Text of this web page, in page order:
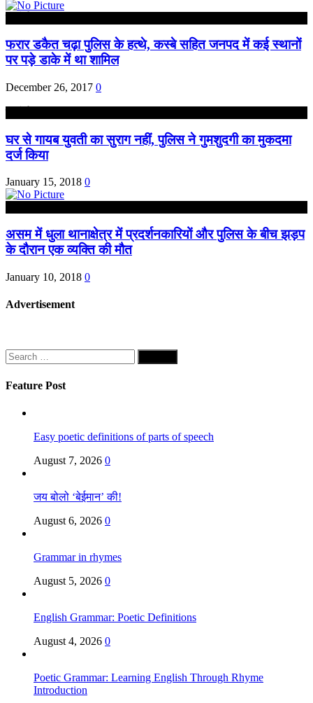
फरार डकैत चढ़ा पुलिस के हत्थे, कस्बे सहित जनपद में कई स्थानों
पर पड़े डाके में था शामिल
December 26, 2017 0
घर से गायब युवती का सुराग नहीं, पुलिस ने गुमशुदगी का मुकदमा
दर्ज किया
January 15, 2018 0
असम में धुला थानाक्षेत्र में प्रदर्शनकारियों और पुलिस के बीच झड़प
के दौरान एक व्यक्ति की मौत
January 10, 2018 0
Advertisement
Search
for:
Feature Post
Easy poetic definitions of parts of speech
August 7, 2026 0
जय बोलो ‘बेईमान’ की!
August 6, 2026 0
Grammar in rhymes
August 5, 2026 0
English Grammar: Poetic Definitions
August 4, 2026 0
Poetic Grammar: Learning English Through Rhyme
Introduction